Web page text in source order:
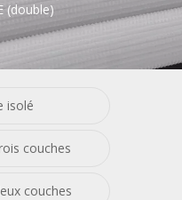
(double)
isolé
couches
couches